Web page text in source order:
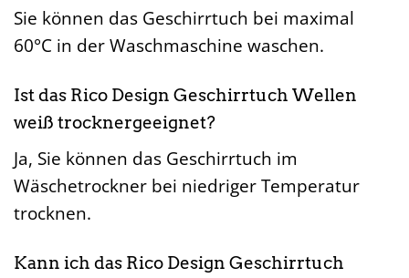
Sie können das Geschirrtuch bei maximal
60°C in der Waschmaschine waschen.
Ist das Rico Design Geschirrtuch Wellen
weiß trocknergeeignet?
Ja, Sie können das Geschirrtuch im
Wäschetrockner bei niedriger Temperatur
trocknen.
Kann ich das Rico Design Geschirrtuch